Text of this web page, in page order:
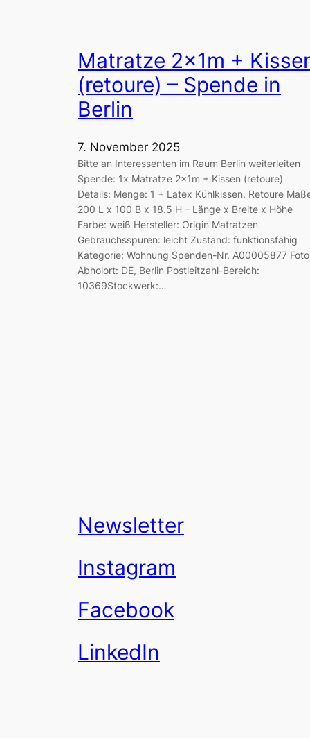
Matratze 2x1m +
(retoure) – Spende in
Berlin
7. November 2025
Bitte an Interessenten im Raum Berlin weiterleiten
Spende: 1x Matratze 2x1m + Kissen (retoure)
Details: Menge: 1 + Latex Kühlkissen. Retoure
200 L x 100 B x 18.5 H – Länge x Breite x Höhe
Farbe: weiß Hersteller: Origin Matratzen
Gebrauchsspuren: leicht Zustand: funktionsfähig
Kategorie: Wohnung Spenden-Nr. A00005877
Abholort: DE, Berlin Postleitzahl-Bereich:
10369Stockwerk:…
Newsletter
Instagram
Facebook
LinkedIn